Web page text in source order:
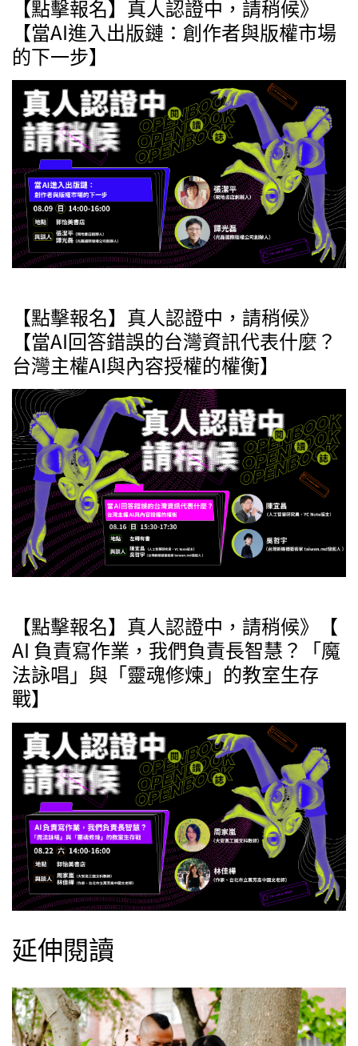
【點擊報名】真人認證中，請稍候》
【當AI進入出版鏈：創作者與版權市場
的下一步】
【點擊報名】真人認證中，請稍候》
【當AI回答錯誤的台灣資訊代表什麼？
台灣主權AI與內容授權的權衡】
【點擊報名】真人認證中，請稍候》【
AI 負責寫作業，我們負責長智慧？「魔
法詠唱」與「靈魂修煉」的教室生存
戰】
延伸閱讀